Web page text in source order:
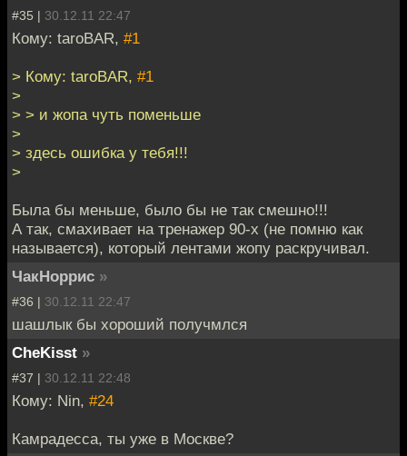
#35 | 30.12.11 22:47
Кому: taroBAR, #1
> Кому: taroBAR, #1
>
> > и жопа чуть поменьше
>
> здесь ошибка у тебя!!!
>
Была бы меньше, было бы не так смешно!!!
А так, смахивает на тренажер 90-х (не помню как
называется), который лентами жопу раскручивал.
ЧакНоррис »
#36 | 30.12.11 22:47
шашлык бы хороший получмлся
CheKisst »
#37 | 30.12.11 22:48
Кому: Nin, #24
Камрадесса, ты уже в Москве?